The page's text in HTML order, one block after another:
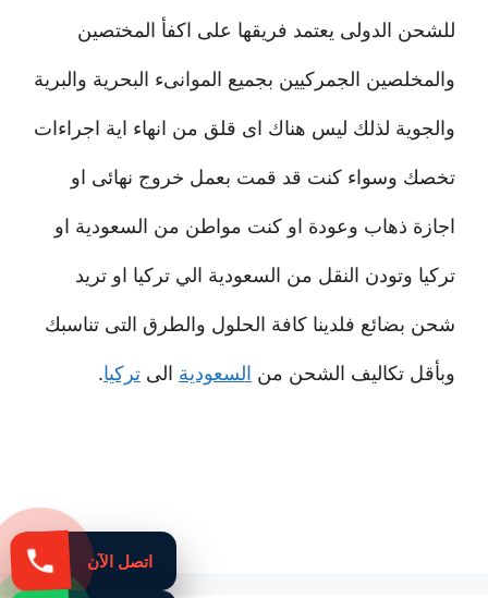
للشحن الدولى يعتمد فريقها على اكفأ المختصين
والمخلصين الجمركيين بجميع الموانىء البحرية والبرية
والجوية لذلك ليس هناك اى قلق من انهاء اية اجراءات
تخصك وسواء كنت قد قمت بعمل خروج نهائى او
اجازة ذهاب وعودة او كنت مواطن من السعودية او
تركيا وتودن النقل من السعودية الي تركيا او تريد
شحن بضائع فلدينا كافة الحلول والطرق التى تناسبك
وبأقل تكاليف الشحن من السعودية الى تركيا.
اتصل الآن